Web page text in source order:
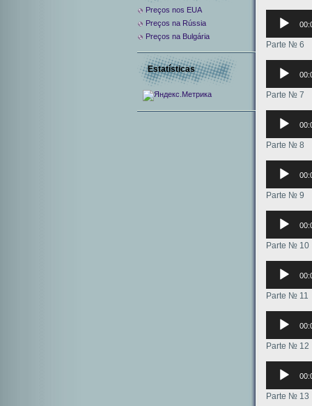
Аудиоплеер
Parte № 6
Аудиоплеер
Parte № 7
Аудиоплеер
Parte № 8
Аудиоплеер
Parte № 9
Аудиоплеер
Parte № 10
Аудиоплеер
Parte № 11
Аудиоплеер
Parte № 12
Аудиоплеер
Parte № 13
Preços nos EUA
Preços na Rússia
Preços na Bulgária
Estatísticas